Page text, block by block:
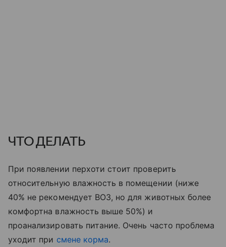
ЧТО ДЕЛАТЬ
При появлении перхоти стоит проверить
относительную влажность в помещении (ниже
40% не рекомендует ВОЗ, но для животных более
комфортна влажность выше 50%) и
проанализировать питание. Очень часто проблема
уходит при смене корма.